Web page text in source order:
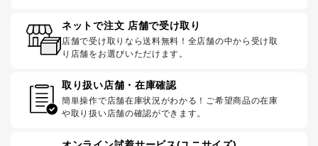
ネットで注文 店舗で受け取り
店舗で受け取りなら送料無料！全店舗の中から受け取
り店舗をお選びいただけます。
取り扱い店舗・在庫確認
簡単操作で店舗在庫状況がわかる！ご希望商品の在庫
や取り扱い店舗の確認ができます。